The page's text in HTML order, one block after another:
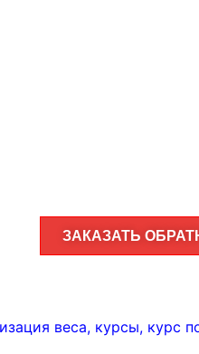
ЗАКАЗАТЬ
веса, курсы, курс